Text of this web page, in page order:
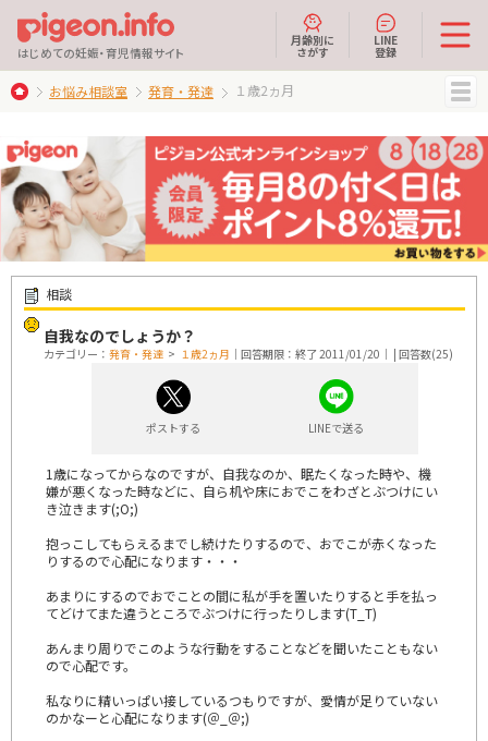
はじめての妊娠・育児情報サイト
月齢別に
さがす
LINE
登録
お悩み相談室 発育・発達 １歳2ヵ月
相談
自我なのでしょうか？
カテゴリー： 発育・発達 > １歳2ヵ月 ｜回答期限：終了 2011/01/20｜ | 回答数(25)
ポストする LINEで送る
1歳になってからなのですが、自我なのか、眠たくなった時や、機
嫌が悪くなった時などに、自ら机や床におでこをわざとぶつけにい
き泣きます(;O;)
抱っこしてもらえるまでし続けたりするので、おでこが赤くなった
りするので心配になります・・・
あまりにするのでおでことの間に私が手を置いたりすると手を払っ
てどけてまた違うところでぶつけに行ったりします(T_T)
あんまり周りでこのような行動をすることなどを聞いたこともない
ので心配です。
私なりに精いっぱい接しているつもりですが、愛情が足りていない
のかなーと心配になります(＠_＠;)